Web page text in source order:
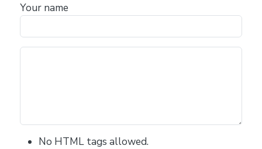
Your name
No HTML tags allowed.